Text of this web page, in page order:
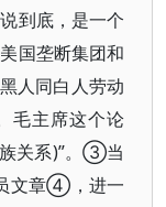
到底，是一个
国垄断集团和
人同白人劳动
毛主席这个论
关系)”。③当
文章④，进一